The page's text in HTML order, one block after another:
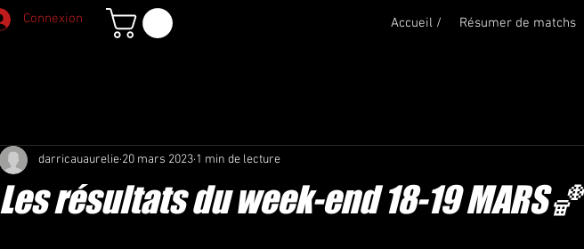
Connexion Accueil / Résumer de matchs
Les résultats du week-end 18-19 MARS🏀
darricauaurelie 20 mars 2023 1 min de lecture